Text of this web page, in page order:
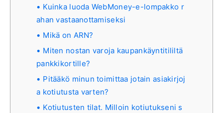
Kuinka luoda WebMoney-e-lompakko r
ahan vastaanottamiseksi
Mikä on ARN?
Miten nostan varoja kaupankäyntitililtä
pankkikortille?
Pitääkö minun toimittaa jotain asiakirjoj
a kotiutusta varten?
Kotiutusten tilat. Milloin kotiutukseni s